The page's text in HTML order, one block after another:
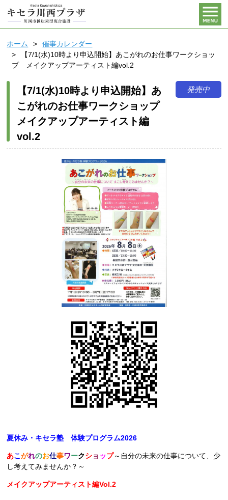
ホーム
催事カレンダー
【7/1(水)10時より申込開始】あこがれのお仕事ワークショッ
プ メイクアップアーティスト編vol.2
発売中
【7/1(水)10時より申込開始】あ
こがれのお仕事ワークショップ
メイクアップアーティスト編
vol.2
夏休み・キセラ塾 体験プログラム2026
あこがれのお仕事ワークショ ップ～自分の未来の仕事について、少
し考えてみませんか？～
メイクアップアーティスト編Vol.2